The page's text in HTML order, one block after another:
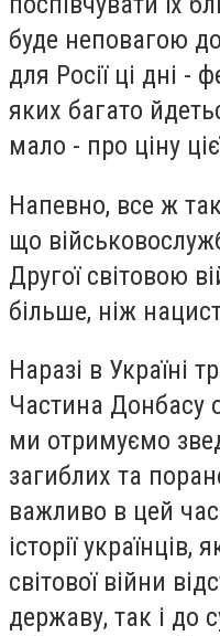
буде неповагою
для Росії ці дні -
яких багато
мало - про ціну
Напевно, все ж
що
Другої світовою
більше, ніж
Наразі в Україні
Частина Донбасу
ми отримуємо
загиблих та
важливо в цей
історії українців,
світової війни
державу, так і до